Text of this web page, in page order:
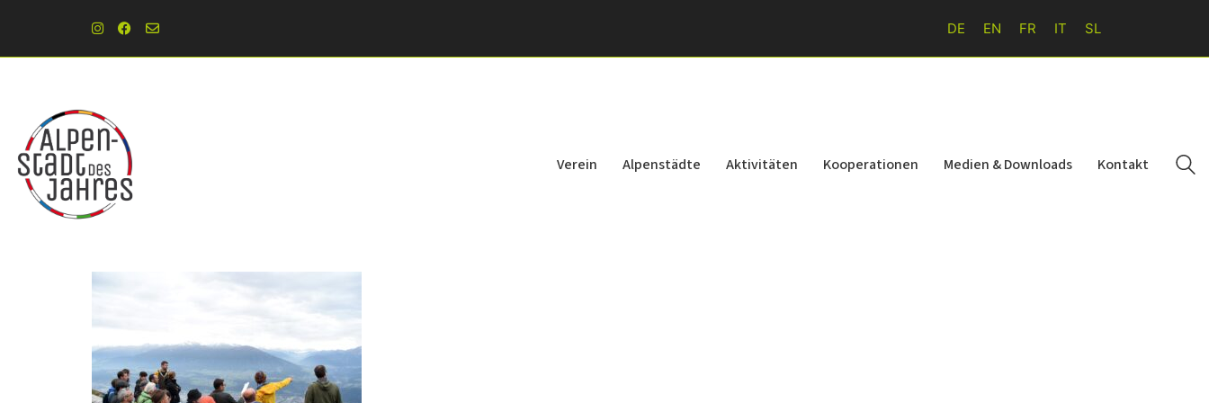
DE EN FR IT SL
Verein Alpenstädte Aktivitäten Kooperationen Medien & Downloads Kontakt